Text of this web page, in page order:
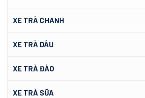
XE TRÀ CHANH
XE TRÀ DÂU
XE TRÀ ĐÀO
XE TRÀ SỮA